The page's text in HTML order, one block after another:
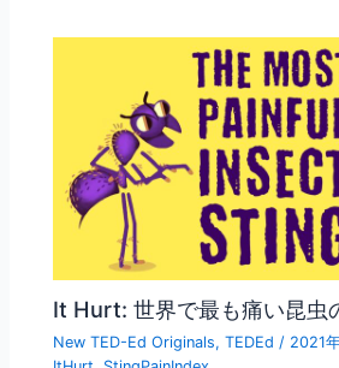
It Hurt: 世界で最も痛い昆虫
New TED-Ed Originals,TEDEd / 2021